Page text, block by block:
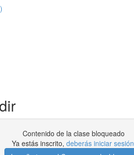
Contenido de la clase bloqueado
Ya estás inscrito, deberás iniciar sesión